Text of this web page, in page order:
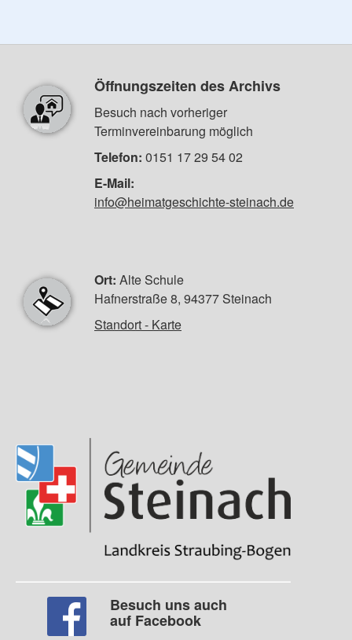
Öffnungszeiten des Archivs
Besuch nach vorheriger
Terminvereinbarung möglich
Telefon: 0151 17 29 54 02
E-Mail:
info@heimatgeschichte-steinach.de
Ort: Alte Schule
Hafnerstraße 8, 94377 Steinach
Standort - Karte
Besuch uns auch
auf Facebook